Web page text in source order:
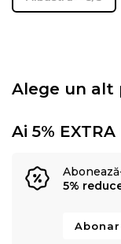
Alege un alt
Ai 5%
5%